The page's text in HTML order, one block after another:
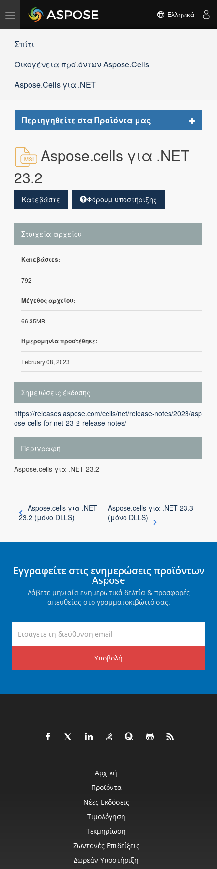
Εναλλαγή
πλοήγησης
Ελληνικά
Σπίτι
Οικογένεια προϊόντων Aspose.Cells
Aspose.Cells για .NET
Περιηγηθείτε στα Προϊόντα μας
Toggle
Aspose.cells για .NET
23.2
Κατεβάστε Φόρουμ υποστήριξης
Στοιχεία αρχείου
Κατεβάστεs:
792
Μέγεθος αρχείου:
66.35MB
Ημερομηνία προστέθηκε:
February 08, 2023
Σημειώσεις έκδοσης
https://releases.aspose.com/cells/net/release-notes/2023/asp
ose-cells-for-net-23-2-release-notes/
Περιγραφή
Aspose.cells για .NET 23.2
Aspose.cells για .NET
23.2 (μόνο DLLS)
Aspose.cells για .NET 23.3
(μόνο DLLS)
Εγγραφείτε στις ενημερώσεις προϊόντων
Aspose
Λάβετε μηνιαία ενημερωτικά δελτία & προσφορές
απευθείας στο γραμματοκιβώτιό σας.
Υποβολή
Αρχική
Προϊόντα
Νέες Εκδόσεις
Τιμολόγηση
Τεκμηρίωση
Ζωντανές Επιδείξεις
Δωρεάν Υποστήριξη